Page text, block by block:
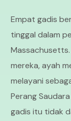
Empat gadis
tinggal dalam
mereka, ayah
melayani
Perang
gadis itu tidak